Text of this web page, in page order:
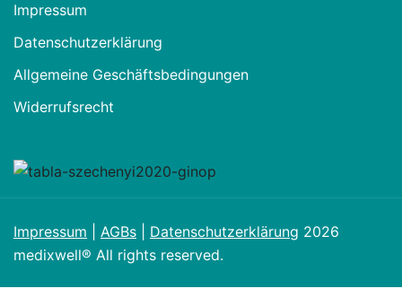
Impressum
Datenschutzerklärung
Allgemeine Geschäftsbedingungen
Widerrufsrecht
Impressum AGBs Datenschutzerklärung 2026
medixwell® All rights reserved.